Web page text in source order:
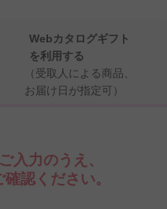
Webカタログギフト
を利用する
（受取人による商品、
お届け日が指定可）
入力のうえ、
認ください。